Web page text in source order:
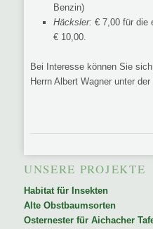
Benzin)
Häcksler: € 7,00 für die
€ 10,00.
Bei Interesse können Sie
Herrn Albert Wagner unter
UNSERE PROJEKTE
Habitat für Insekten
Alte Obstbaumsorten
Osternester für Aichacher